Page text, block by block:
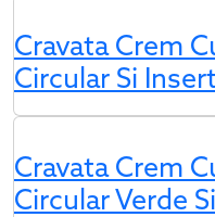
Cravata Crem
Circular Si
Cravata Crem
Circular Verde